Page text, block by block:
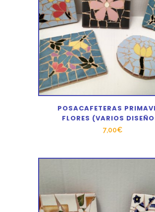
POSACAFETERAS
FLORES (VARIOS
7,00€